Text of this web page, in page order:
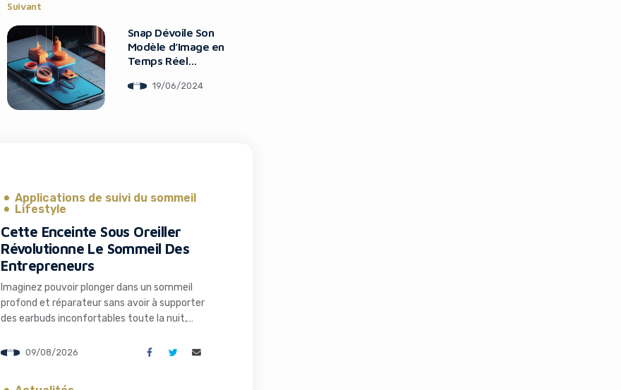
Suivant
Snap Dévoile Son
Modèle d’Image en
Temps Réel
Expériences AR
19/06/2024
Applications de suivi du sommeil
Lifestyle
Cette Enceinte Sous Oreiller
Révolutionne Le Sommeil Des
Entrepreneurs
Imaginez pouvoir plonger dans un sommeil
profond et réparateur sans avoir à supporter
des earbuds inconfortables toute la nuit,
Pour de nombreux entrepreneurs et
09/08/2026